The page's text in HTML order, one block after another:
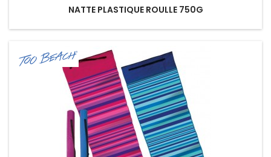
NATTE PLASTIQUE ROULLE 750G